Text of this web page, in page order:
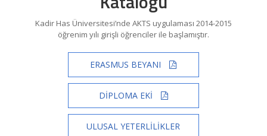
Kadir Has Üniversitesi’nde AKTS uygulaması 2014-2015
öğrenim yılı girişli öğrenciler ile başlamıştır.
ERASMUS BEYANI
DİPLOMA EKİ
ULUSAL YETERLİLİKLER